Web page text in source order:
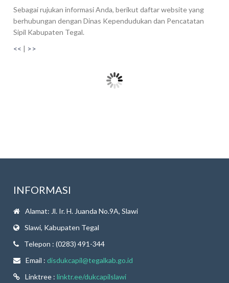
Sebagai rujukan informasi Anda, berikut daftar website yang
berhubungan dengan Dinas Kependudukan dan Pencatatan
Sipil Kabupaten Tegal.
<< | >>
INFORMASI
Alamat: Jl. Ir. H. Juanda No.9A, Slawi
Slawi, Kabupaten Tegal
Telepon : (0283) 491-344
Email :disdukcapil@tegalkab.go.id
Linktree :linktr.ee/dukcapilslawi